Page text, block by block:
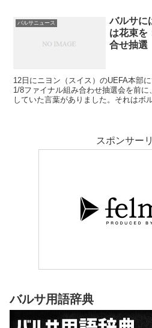
ンだけ。勝負に臨むチームに気の緩み
試合にも真剣に立ち向かうからこそ今
す。前日会見のルイス・エンリケはい
てはいない、と手負いのグナーを警戒
バルサニュース
バルサに
は花束を
合せ抽選
12日にニヨン（スイス）のUEFA本部
1/8ファイナル組み合わせ抽選会を前
していた言葉がありました。それはボ
ック戦終了後の記者会見にて6日後の
ループステージで最も多く勝点を獲得
ろう。爆弾クジには慣れている。どん
スポンサー
バルサ用語辞典